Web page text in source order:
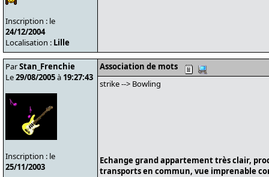
Inscription : le
24/12/2004
Localisation : Lille
ParStan_Frenchie
Le29/08/2005à 19:27:43
Inscription : le
25/11/2003
Association de mots
strike --> Bowling
Echange grand appartement très clair,
transports en commun, vue imprenable